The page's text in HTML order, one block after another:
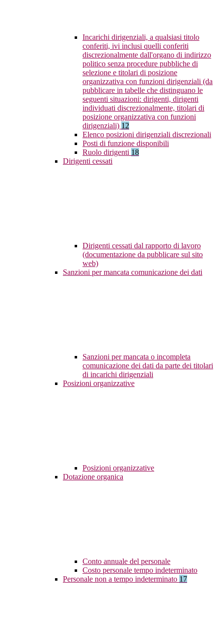
Incarichi dirigenziali, a qualsiasi titolo
conferiti, ivi inclusi quelli conferiti
discrezionalmente dall'organo di indirizzo
politico senza procedure pubbliche di
selezione e titolari di posizione
organizzativa con funzioni dirigenziali (da
pubblicare in tabelle che distinguano le
seguenti situazioni: dirigenti, dirigenti
individuati discrezionalmente, titolari di
posizione organizzativa con funzioni
dirigenziali) 12
Elenco posizioni dirigenziali discrezionali
Posti di funzione disponibili
Ruolo dirigenti 18
Dirigenti cessati
Dirigenti cessati dal rapporto di lavoro
(documentazione da pubblicare sul sito
web)
Sanzioni per mancata comunicazione dei dati
Sanzioni per mancata o incompleta
comunicazione dei dati da parte dei titolari
di incarichi dirigenziali
Posizioni organizzative
Posizioni organizzative
Dotazione organica
Conto annuale del personale
Costo personale tempo indeterminato
Personale non a tempo indeterminato 17